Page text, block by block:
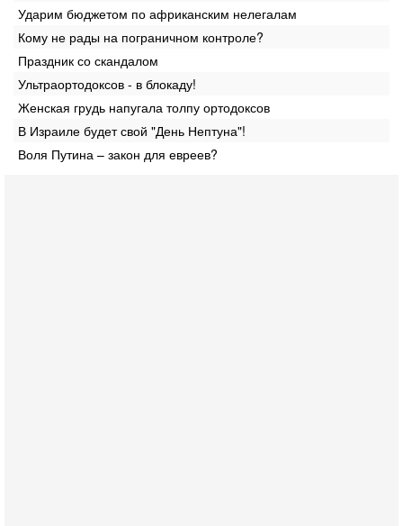
Ударим бюджетом по африканским нелегалам
Кому не рады на пограничном контроле?
Праздник со скандалом
Ультраортодоксов - в блокаду!
Женская грудь напугала толпу ортодоксов
В Израиле будет свой "День Нептуна"!
Воля Путина – закон для евреев?